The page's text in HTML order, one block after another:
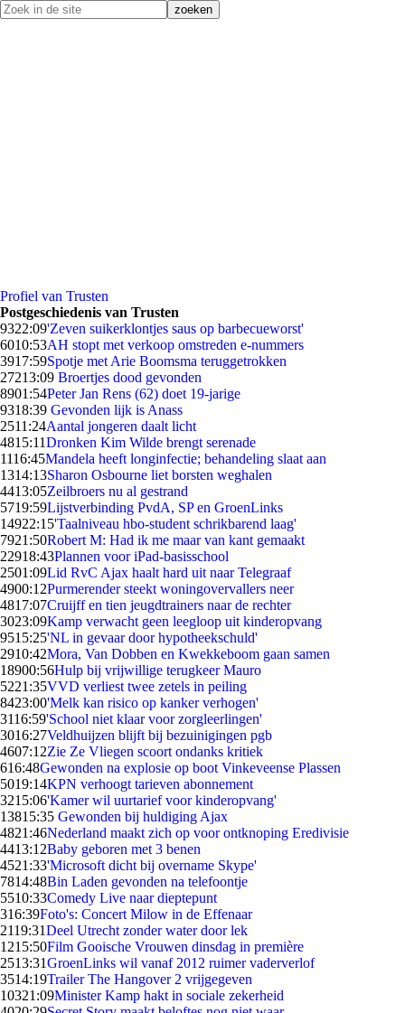
Profiel van Trusten
Postgeschiedenis van Trusten
9322:09'Zeven suikerklontjes saus op barbecueworst'
6010:53AH stopt met verkoop omstreden e-nummers
3917:59Spotje met Arie Boomsma teruggetrokken
27213:09 Broertjes dood gevonden
8901:54Peter Jan Rens (62) doet 19-jarige
9318:39 Gevonden lijk is Anass
2511:24Aantal jongeren daalt licht
4815:11Dronken Kim Wilde brengt serenade
1116:45Mandela heeft longinfectie; behandeling slaat aan
1314:13Sharon Osbourne liet borsten weghalen
4413:05Zeilbroers nu al gestrand
5719:59Lijstverbinding PvdA, SP en GroenLinks
14922:15'Taalniveau hbo-student schrikbarend laag'
7921:50Robert M: Had ik me maar van kant gemaakt
22918:43Plannen voor iPad-basisschool
2501:09Lid RvC Ajax haalt hard uit naar Telegraaf
4900:12Purmerender steekt woningovervallers neer
4817:07Cruijff en tien jeugdtrainers naar de rechter
3023:09Kamp verwacht geen leegloop uit kinderopvang
9515:25'NL in gevaar door hypotheekschuld'
2910:42Mora, Van Dobben en Kwekkeboom gaan samen
18900:56Hulp bij vrijwillige terugkeer Mauro
5221:35VVD verliest twee zetels in peiling
8423:00'Melk kan risico op kanker verhogen'
3116:59'School niet klaar voor zorgleerlingen'
3016:27Veldhuijzen blijft bij bezuinigingen pgb
4607:12Zie Ze Vliegen scoort ondanks kritiek
616:48Gewonden na explosie op boot Vinkeveense Plassen
5019:14KPN verhoogt tarieven abonnement
3215:06'Kamer wil uurtarief voor kinderopvang'
13815:35 Gewonden bij huldiging Ajax
4821:46Nederland maakt zich op voor ontknoping Eredivisie
4413:12Baby geboren met 3 benen
4521:33'Microsoft dicht bij overname Skype'
7814:48Bin Laden gevonden na telefoontje
5510:33Comedy Live naar dieptepunt
316:39Foto's: Concert Milow in de Effenaar
2119:31Deel Utrecht zonder water door lek
1215:50Film Gooische Vrouwen dinsdag in première
2513:31GroenLinks wil vanaf 2012 ruimer vaderverlof
3514:19Trailer The Hangover 2 vrijgegeven
10321:09Minister Kamp hakt in sociale zekerheid